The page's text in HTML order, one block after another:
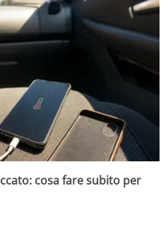
cosa fare subito per